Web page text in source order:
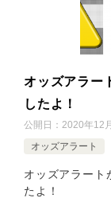
オッズアラー
したよ！
公開日： 2020年12
オッズアラート
オッズアラート
たよ！